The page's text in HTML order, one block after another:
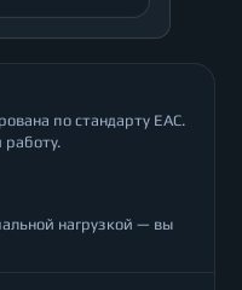
по стандарту ЕАС.
нагрузкой — вы